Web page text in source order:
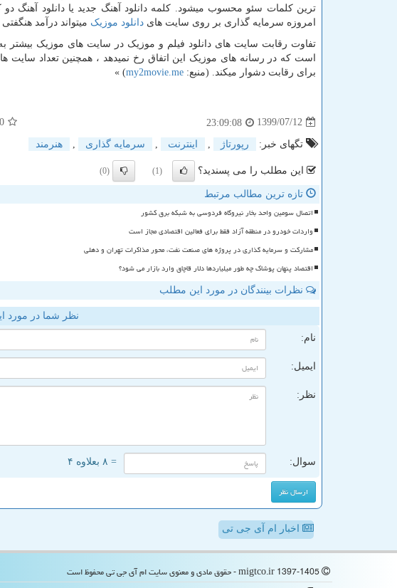
ترین کلمات سئو محسوب میشود. کلمه دانلود آهنگ جدید یا دانلود آهنگ
امروزه سرمایه گذاری بر روی سایت های دانلود موزیک میتواند درآمد
تفاوت رقابت سایت های دانلود فیلم و موزیک در سایت های موزیک بیشتر
است که در رسانه های موزیک این اتفاق رخ نمیدهد ، همچنین تعداد سایت
برای رقابت دشوار میکند. (منبع: my2movie.me
) »
1399/07/12
23:09:08
تگهای خبر: رپورتاژ اینترنت سرمایه گذاری هنرمند
این مطلب را می پسندید؟ (1)
(0)
تازه ترین مطالب مرتبط
اتصال سومین واحد بخار نیروگاه فردوسی به شبکه برق کشور
واردات خودرو در منطقه آزاد فقط برای فعالین اقتصادی مجاز است
مشارکت و سرمایه گذاری در پروژه های صنعت نفت، محور مذاکرات تهران و دهلی
اقتصاد پنهان پوشاک چه طور میلیاردها دلار قاچاق وارد بازار می شود؟
نظرات بینندگان در مورد این مطلب
نظر شما در مورد
نام:
ایمیل:
نظر:
سوال: = ۸ بعلاوه ۴
اخبار ام آی جی تی